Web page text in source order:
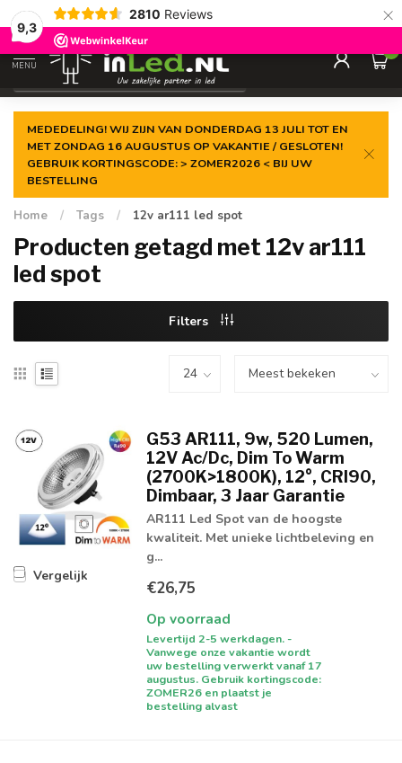
9,3
2810 Reviews ×
Gegarandeerde delaagste prijs
MENU
0
MEDEDELING! WIJ ZIJN VAN DONDERDAG 13 JULI TOT EN
MET ZONDAG 16 AUGUSTUS OP VAKANTIE / GESLOTEN!
GEBRUIK KORTINGSCODE: > ZOMER2026 < BIJ UW
BESTELLING
Home / Tags / 12v ar111 led spot
Producten getagd met 12v ar111
led spot
Filters
Vergelijk
G53 AR111, 9w, 520 Lumen,
12V Ac/Dc, Dim To Warm
(2700K>1800K), 12°, CRI90,
Dimbaar, 3 Jaar Garantie
AR111 Led Spot van de hoogste
kwaliteit. Met unieke lichtbeleving en
g...
€26,75
Op voorraad
Levertijd 2-5 werkdagen. -
Vanwege onze vakantie wordt
uw bestelling verwerkt vanaf 17
augustus. Gebruik kortingscode:
ZOMER26 en plaatst je
bestelling alvast